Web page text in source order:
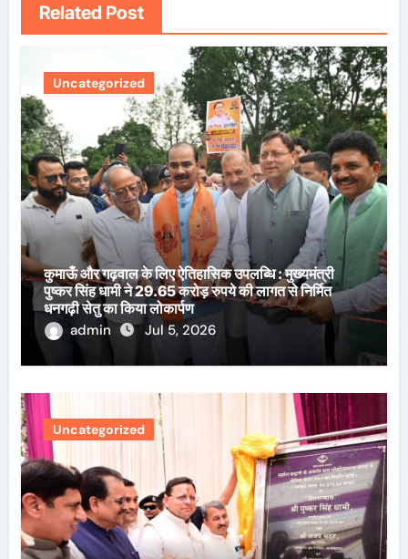
Related Post
Uncategorized
कुमाऊँ और गढ़वाल के लिए ऐतिहासिक उपलब्धि : मुख्यमंत्री
पुष्कर सिंह धामी ने 29.65 करोड़ रुपये की लागत से निर्मित
धनगढ़ी सेतु का किया लोकार्पण
admin
Jul 5, 2026
Uncategorized